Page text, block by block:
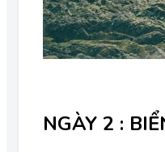
NGÀY 2 :